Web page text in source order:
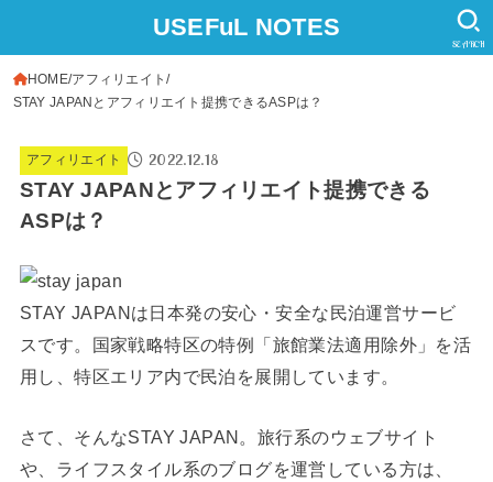
USEFuL NOTES
SEARCH
HOME アフィリエイト
STAY JAPANとアフィリエイト提携できるASPは？
アフィリエイト 2022.12.18
STAY JAPANとアフィリエイト提携できる
ASPは？
STAY JAPANは日本発の安心・安全な民泊運営サービ
スです。国家戦略特区の特例「旅館業法適用除外」を活
用し、特区エリア内で民泊を展開しています。
さて、そんなSTAY JAPAN。旅行系のウェブサイト
や、ライフスタイル系のブログを運営している方は、